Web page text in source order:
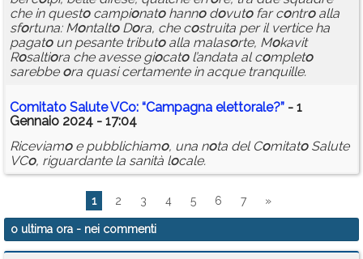
che in questocampionatohannodovutofar controalla
sfortuna: MontaltoDora, che costruita per il vertice ha
pagatoun pesante tributoalla malasorte, Mokavit
Rosaltiora che avesse giocatol’andata al completo
sarebbe ora quasi certamente in acque tranquille.
Comitato Salute VCo: “Campagna elettorale?” - 1
Gennaio 2024 - 17:04
Riceviamoe pubblichiamo, una nota del ComitatoSalute
VCo, riguardante la sanità locale.
1 2 3 4 5 6 7 »
o ultima ora - nei commenti